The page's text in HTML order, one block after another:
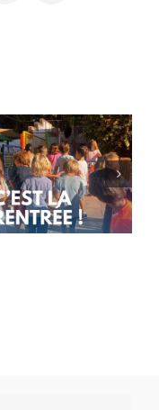
Message
de rentrée